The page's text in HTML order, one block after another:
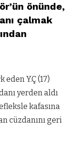
önünde,
çalmak
Y.Ç (17)
yerden aldı
kafasına
cüzdanını geri